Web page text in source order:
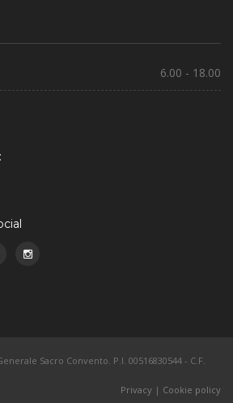
6.00 - 18.00
Sacro Convento. P.I. 00516830544 - C.F.
Privacy | Cookie policy